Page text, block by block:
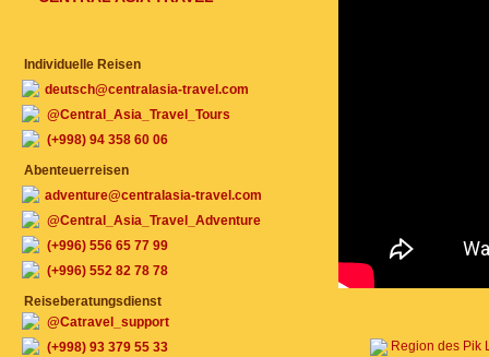
Individuelle Reisen
deutsch@centralasia-travel.com
@Central_Asia_Travel_Tours
(+998) 94 358 60 06
Abenteuerreisen
adventure@centralasia-travel.com
@Central_Asia_Travel_Adventure
(+996) 556 65 77 99
(+996) 552 82 78 78
Reiseberatungsdienst
@Catravel_support
(+998) 93 379 55 33